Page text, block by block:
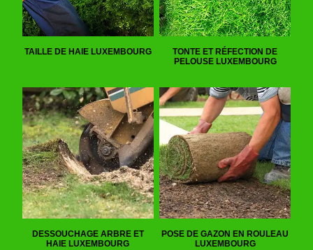
TAILLE DE HAIE LUXEMBOURG
TONTE ET RÉFECTION DE
PELOUSE LUXEMBOURG
DESSOUCHAGE ARBRE ET
HAIE LUXEMBOURG
POSE DE GAZON EN ROULEAU
LUXEMBOURG